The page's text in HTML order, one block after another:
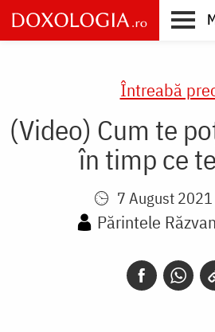
Skip
to
main
Întreabă
(Video) Cum te
în timp ce
7 August
Părintele